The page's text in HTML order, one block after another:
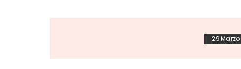
29 Marzo